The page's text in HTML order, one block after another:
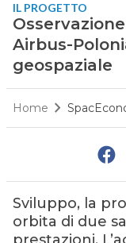
IL PROGETTO
Airbus-
geospaziale
Home
Sviluppo, la
orbita di due